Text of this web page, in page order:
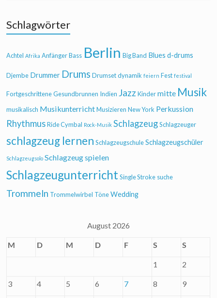
Schlagwörter
Achtel Afrika Anfänger Bass Berlin Big Band Blues d-drums
Djembe Drummer Drums Drumset dynamik feiern Fest festival
Fortgeschrittene Gesundbrunnen Indien Jazz Kinder mitte Musik
musikalisch Musikunterricht Musizieren New York Perkussion
Rhythmus Ride Cymbal Rock-Musik Schlagzeug Schlagzeuger
schlagzeug lernen Schlagzeugschule Schlagzeugschüler
Schlagzeugsolo Schlagzeug spielen
Schlagzeugunterricht Single Stroke suche
Trommeln Trommelwirbel Töne Wedding
August 2026
M D M D F S S
1 2
3 4 5 6 7 8 9